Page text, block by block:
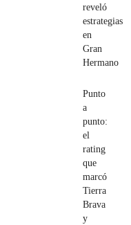
reveló
estrategias
en
Gran
Hermano
Punto
a
punto:
el
rating
que
marcó
Tierra
Brava
y